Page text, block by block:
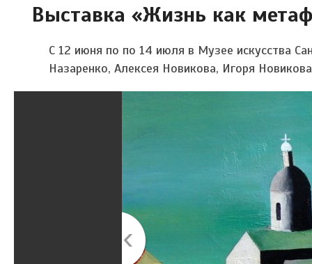
Выставка «Жизнь как
С 12 июня по по 14 июля в Музее искусства
Назаренко, Алексея Новикова, Игоря